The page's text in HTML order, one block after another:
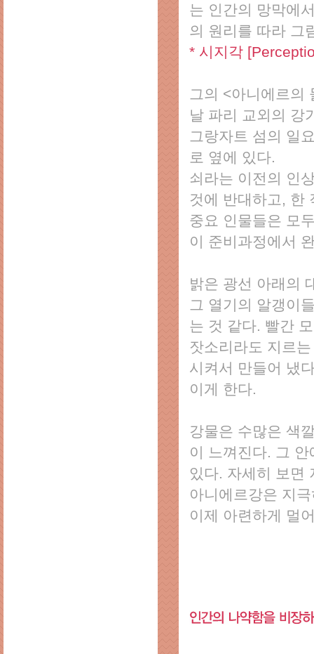
는 인간의 망막에
의 원리를 따라 그
* 시지각
그의 <아니에르의
날 파리 교외의 강
그랑자트 섬의 일
로 옆에 있다.
쇠라는 이전의 인
것에 반대하고, 한
중요 인물들은 모
이 준비과정에서
밝은 광선 아래의
그 열기의 알갱이
는 것 같다. 빨간
잣소리라도 지르
시켜서 만들어 냈
이게 한다.
강물은 수많은 색
이 느껴진다. 그
있다. 자세히 보면
아니에르강은 지
이제 아련하게 멀